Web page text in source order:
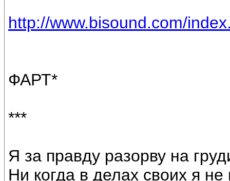
http://www.bisound.com/
ФАРТ*
***
Я за правду разорву на
Ни когда в делах своих я не